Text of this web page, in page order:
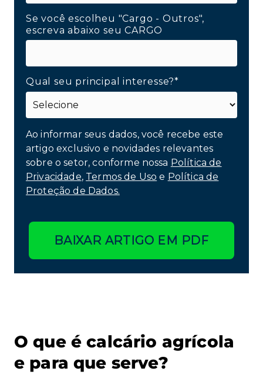
Se você escolheu "Cargo - Outros",
escreva abaixo seu CARGO
Qual seu principal interesse?*
Ao informar seus dados, você recebe este
artigo exclusivo e novidades relevantes
sobre o setor, conforme nossa Política de
Privacidade, Termos de Uso e Política de
Proteção de Dados.
BAIXAR ARTIGO EM PDF
O que é calcário agrícola
e para que serve?